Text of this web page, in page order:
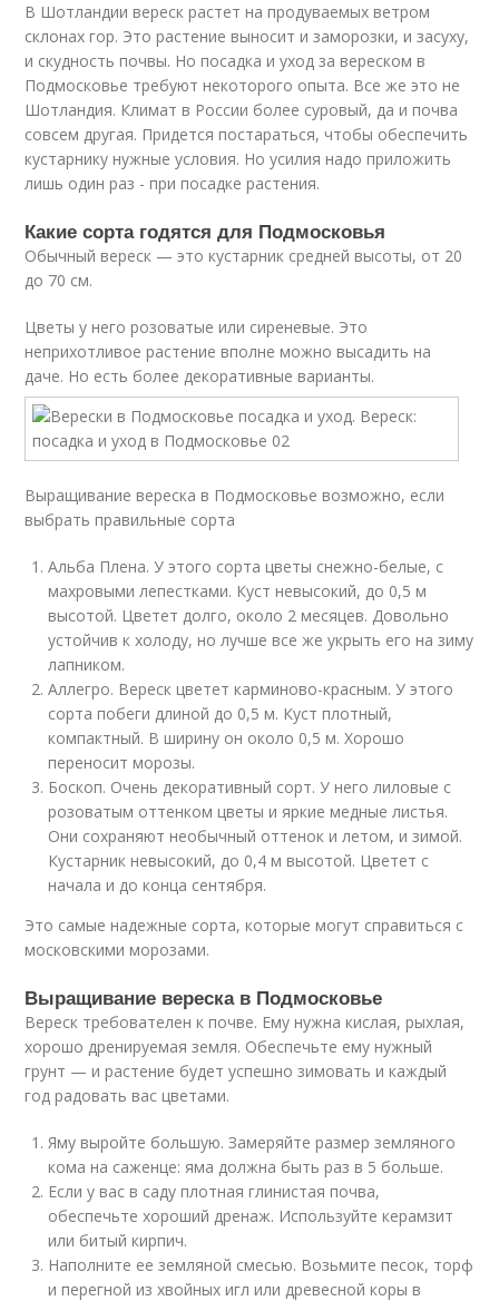
В Шотландии вереск растет на продуваемых ветром
склонах гор. Это растение выносит и заморозки, и засуху,
и скудность почвы. Но посадка и уход за вереском в
Подмосковье требуют некоторого опыта. Все же это не
Шотландия. Климат в России более суровый, да и почва
совсем другая. Придется постараться, чтобы обеспечить
кустарнику нужные условия. Но усилия надо приложить
лишь один раз - при посадке растения.
Какие сорта годятся для Подмосковья
Обычный вереск — это кустарник средней высоты, от 20
до 70 см.
Цветы у него розоватые или сиреневые. Это
неприхотливое растение вполне можно высадить на
даче. Но есть более декоративные варианты.
Выращивание вереска в Подмосковье возможно, если
выбрать правильные сорта
Альба Плена. У этого сорта цветы снежно-белые, с
махровыми лепестками. Куст невысокий, до 0,5 м
высотой. Цветет долго, около 2 месяцев. Довольно
устойчив к холоду, но лучше все же укрыть его на зиму
лапником.
Аллегро. Вереск цветет карминово-красным. У этого
сорта побеги длиной до 0,5 м. Куст плотный,
компактный. В ширину он около 0,5 м. Хорошо
переносит морозы.
Боскоп. Очень декоративный сорт. У него лиловые с
розоватым оттенком цветы и яркие медные листья.
Они сохраняют необычный оттенок и летом, и зимой.
Кустарник невысокий, до 0,4 м высотой. Цветет с
начала и до конца сентября.
Это самые надежные сорта, которые могут справиться с
московскими морозами.
Выращивание вереска в Подмосковье
Вереск требователен к почве. Ему нужна кислая, рыхлая,
хорошо дренируемая земля. Обеспечьте ему нужный
грунт — и растение будет успешно зимовать и каждый
год радовать вас цветами.
Яму выройте большую. Замеряйте размер земляного
кома на саженце: яма должна быть раз в 5 больше.
Если у вас в саду плотная глинистая почва,
обеспечьте хороший дренаж. Используйте керамзит
или битый кирпич.
Наполните ее земляной смесью. Возьмите песок, торф
и перегной из хвойных игл или древесной коры в